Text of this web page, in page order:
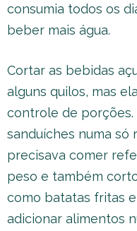
consumia todos os
beber mais água.
Cortar as bebidas
alguns quilos, mas
controle de porções.
sanduíches numa só
precisava comer
peso e também
como batatas fritas
adicionar alimentos